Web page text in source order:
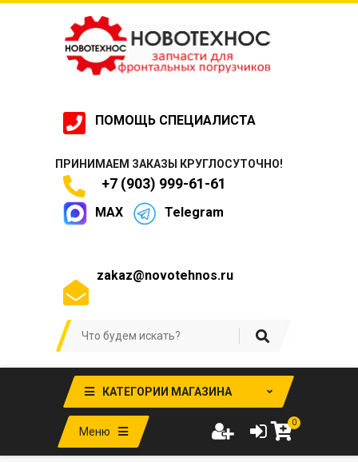
ПОМОЩЬ СПЕЦИАЛИСТА
ПРИНИМАЕМ ЗАКАЗЫ КРУГЛОСУТОЧНО!
+7 (903) 999-61-61
MAX Telegram
zakaz@novotehnos.ru
КАТЕГОРИИ МАГАЗИНА
Меню
0